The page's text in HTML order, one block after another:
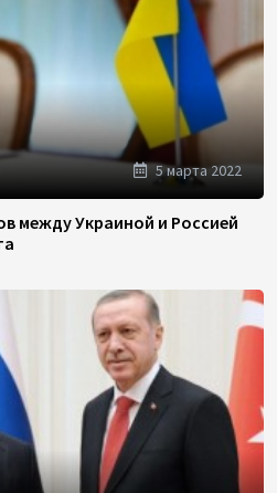
5 марта 2022
между Украиной и Россией